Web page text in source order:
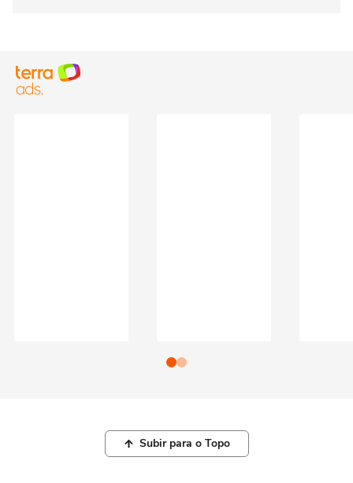
Subir para o Topo